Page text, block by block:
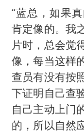
“蓝总，如果
肯定像的。我
片时，总会觉
像，每当这样
查员有没有按
下证明自己查
自己主动上门
的，所以自然